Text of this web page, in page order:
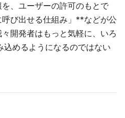
、ユーザーの許可のもとで
び出せる仕組み」**などが公
開発者はもっと気軽に、いろ
込めるようになるのではない